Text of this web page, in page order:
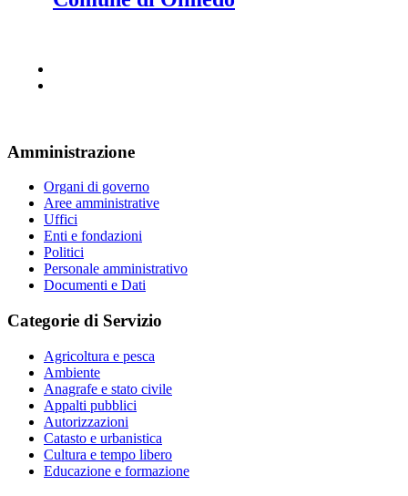
Amministrazione
Organi di governo
Aree amministrative
Uffici
Enti e fondazioni
Politici
Personale amministrativo
Documenti e Dati
Categorie di Servizio
Agricoltura e pesca
Ambiente
Anagrafe e stato civile
Appalti pubblici
Autorizzazioni
Catasto e urbanistica
Cultura e tempo libero
Educazione e formazione